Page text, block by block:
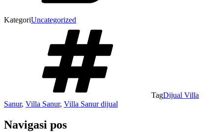
KategoriUncategorized
TagDijual Villa
Sanur, Villa Sanur, Villa Sanur dijual
Navigasi pos